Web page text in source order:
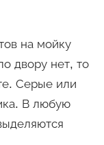
на мойку
двору нет, то
Серые или
В любую